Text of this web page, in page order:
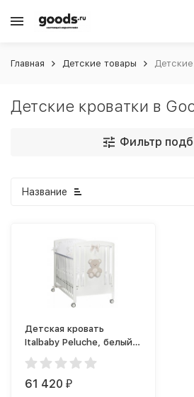
Главная Детские товары
Детские кроватки в
Фильтр
Название
Детская кровать
Italbaby Peluche, белый/
крем
61 420₽